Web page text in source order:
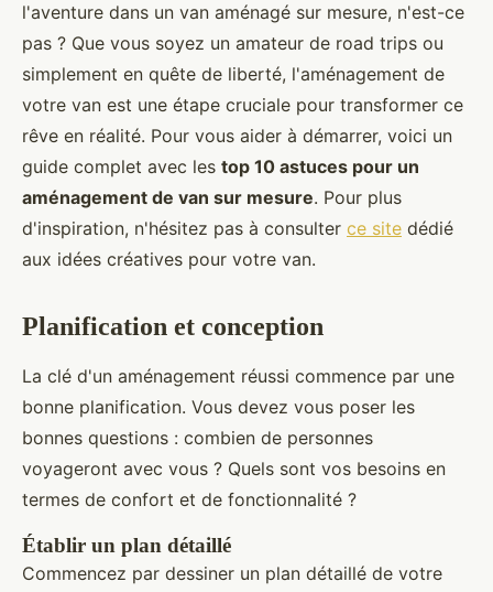
l'aventure dans un van aménagé sur mesure, n'est-ce
pas ? Que vous soyez un amateur de road trips ou
simplement en quête de liberté, l'aménagement de
votre van est une étape cruciale pour transformer ce
rêve en réalité. Pour vous aider à démarrer, voici un
guide complet avec les top 10 astuces pour un
aménagement de van sur mesure. Pour plus
d'inspiration, n'hésitez pas à consulter ce site dédié
aux idées créatives pour votre van.
Planification et conception
La clé d'un aménagement réussi commence par une
bonne planification. Vous devez vous poser les
bonnes questions : combien de personnes
voyageront avec vous ? Quels sont vos besoins en
termes de confort et de fonctionnalité ?
Établir un plan détaillé
Commencez par dessiner un plan détaillé de votre